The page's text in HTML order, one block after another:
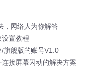
，网络人为你解答
设置教程
旗舰版的账号V1.0
接屏幕闪动的解决方案